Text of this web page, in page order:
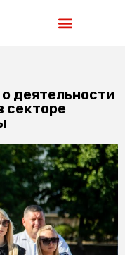
деятельности
секторе